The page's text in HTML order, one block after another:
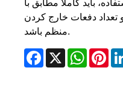
باید کاملاً مطابق با
دفعات خارج کردن
منظم باشد.
Facebook
X WhatsApp